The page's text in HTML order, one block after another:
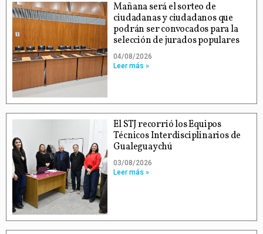
Mañana será el sorteo de
ciudadanas y ciudadanos que
podrán ser convocados para la
selección de jurados populares
04/08/2026
Leer más »
El STJ recorrió los Equipos
Técnicos Interdisciplinarios de
Gualeguaychú
03/08/2026
Leer más »